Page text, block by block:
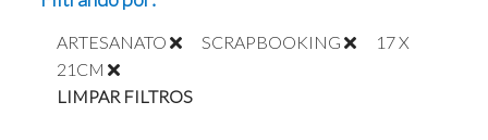
ARTESANATO SCRAPBOOKING
17 X
21CM
LIMPAR FILTROS